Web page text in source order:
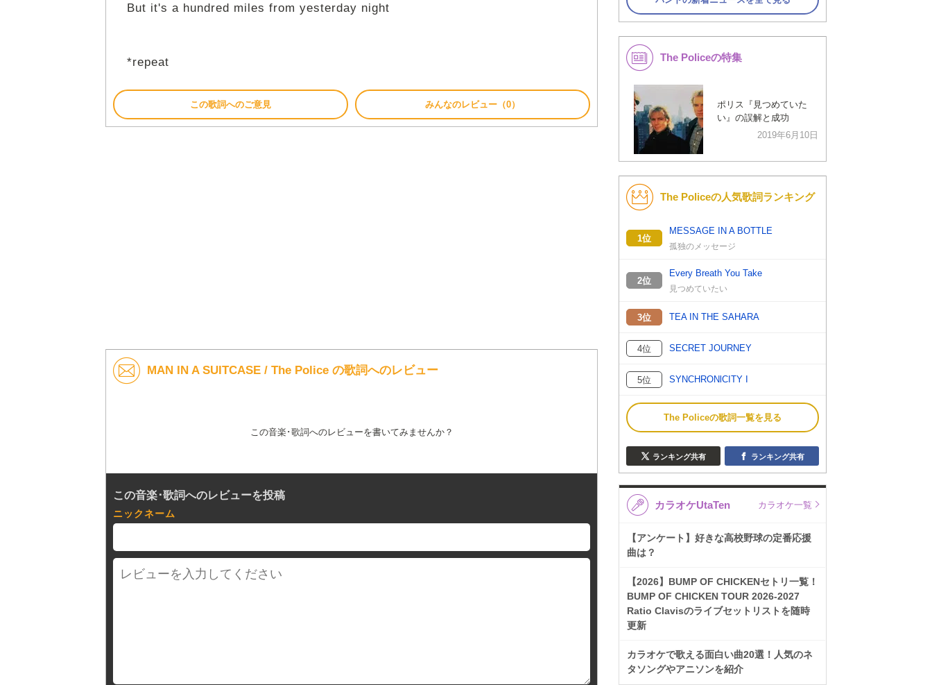
But it's a hundred miles from yesterday night
*repeat
この歌詞へのご意見 みんなのレビュー（0）
MAN IN A SUITCASE / The Police の歌詞へのレビュー
この音楽･歌詞へのレビューを書いてみませんか？
この音楽･歌詞へのレビューを投稿
ニックネーム
The Policeの特集
ポリス『見つめていた
い』の誤解と成功
2019年6月10日
The Policeの人気歌詞ランキング
1位
MESSAGE IN A BOTTLE
孤独のメッセージ
2位
Every Breath You Take
見つめていたい
3位 TEA IN THE SAHARA
4位 SECRET JOURNEY
5位 SYNCHRONlCITY I
The Policeの歌詞一覧を見る
ランキング共有 ランキング共有
カラオケUtaTen カラオケ一覧
【アンケート】好きな高校野球の定番応援
曲は？
【2026】BUMP OF CHICKENセトリ一覧！
BUMP OF CHICKEN TOUR 2026-2027
Ratio Clavisのライブセットリストを随時
更新
カラオケで歌える面白い曲20選！人気のネ
タソングやアニソンを紹介